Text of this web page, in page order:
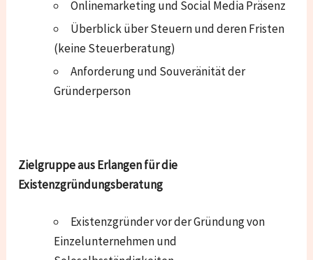
Onlinemarketing und Social Media Präsenz
Überblick über Steuern und deren Fristen
(keine Steuerberatung)
Anforderung und Souveränität der
Gründerperson
Zielgruppe aus Erlangen für die
Existenzgründungsberatung
Existenzgründer vor der Gründung von
Einzelunternehmen und